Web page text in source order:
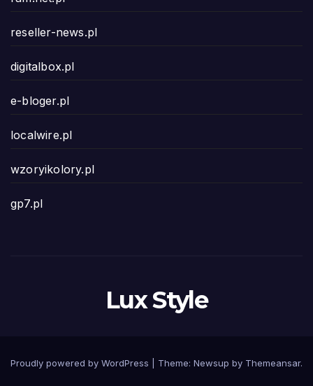
reseller-news.pl
digitalbox.pl
e-bloger.pl
localwire.pl
wzoryikolory.pl
gp7.pl
Lux Style
Proudly powered by WordPress Theme: Newsup by Themeansar.